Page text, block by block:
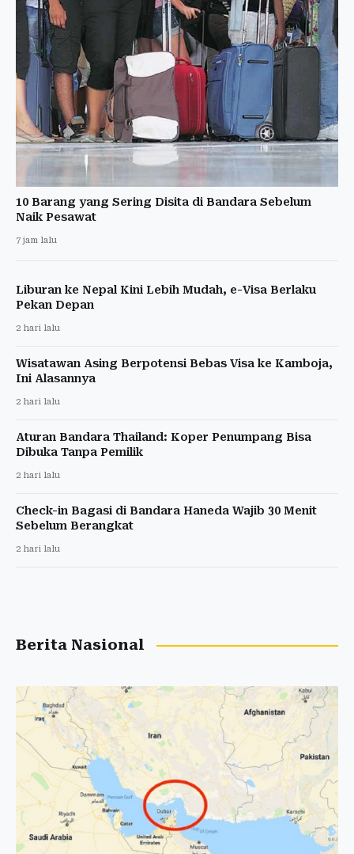
10 Barang yang Sering Disita di Bandara Sebelum
Naik Pesawat
7 jam lalu
Liburan ke Nepal Kini Lebih Mudah, e-Visa Berlaku
Pekan Depan
2 hari lalu
Wisatawan Asing Berpotensi Bebas Visa ke Kamboja,
Ini Alasannya
2 hari lalu
Aturan Bandara Thailand: Koper Penumpang Bisa
Dibuka Tanpa Pemilik
2 hari lalu
Check-in Bagasi di Bandara Haneda Wajib 30 Menit
Sebelum Berangkat
2 hari lalu
Berita Nasional